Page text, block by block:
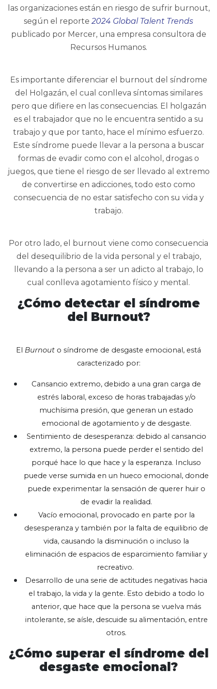
las organizaciones están en riesgo de sufrir burnout,
según el reporte2024 Global Talent Trends
publicado por Mercer, una empresa consultora de
Recursos Humanos.
Es importante diferenciar el burnout del síndrome
del Holgazán, el cual conlleva síntomas similares
pero que difiere en las consecuencias. El holgazán
es el trabajador que no le encuentra sentido a su
trabajo y que por tanto, hace el mínimo esfuerzo.
Este síndrome puede llevar a la persona a buscar
formas de evadir como con el alcohol, drogas o
juegos, que tiene el riesgo de ser llevado al extremo
de convertirse en adicciones, todo esto como
consecuencia de no estar satisfecho con su vida y
trabajo.
Por otro lado, el burnout viene como consecuencia
del desequilibrio de la vida personal y el trabajo,
llevando a la persona a ser un adicto al trabajo, lo
cual conlleva agotamiento físico y mental.
¿Cómo detectar el síndrome
del Burnout?
El Burnout o síndrome de desgaste emocional, está
caracterizado por:
Cansancio extremo, debido a una gran carga de
estrés laboral, exceso de horas trabajadas y/o
muchísima presión, que generan un estado
emocional de agotamiento y de desgaste.
Sentimiento de desesperanza: debido al cansancio
extremo, la persona puede perder el sentido del
porqué hace lo que hace y la esperanza. Incluso
puede verse sumida en un hueco emocional, donde
puede experimentar la sensación de querer huir o
de evadir la realidad.
Vacío emocional, provocado en parte por la
desesperanza y también por la falta de equilibrio de
vida, causando la disminución o incluso la
eliminación de espacios de esparcimiento familiar y
recreativo.
Desarrollo de una serie de actitudes negativas hacia
el trabajo, la vida y la gente. Esto debido a todo lo
anterior, que hace que la persona se vuelva más
intolerante, se aísle, descuide su alimentación, entre
otros.
¿Cómo superar el síndrome del
desgaste emocional?